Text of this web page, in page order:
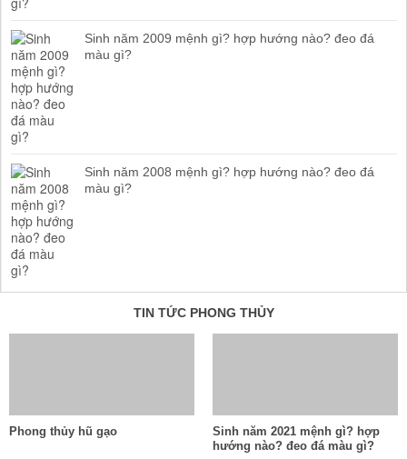
Sinh năm 2009 mệnh gì? hợp hướng nào? đeo đá
màu gì?
Sinh năm 2008 mệnh gì? hợp hướng nào? đeo đá
màu gì?
TIN TỨC PHONG THỦY
Phong thủy hũ gạo
Sinh năm 2021 mệnh gì? hợp
hướng nào? đeo đá màu gì?